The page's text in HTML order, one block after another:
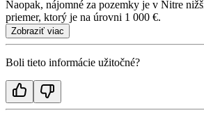
Naopak, nájomné za pozemky je v Nitre
priemer, ktorý je na úrovni 1 000 €.
Zobraziť viac
Boli tieto informácie užitočné?